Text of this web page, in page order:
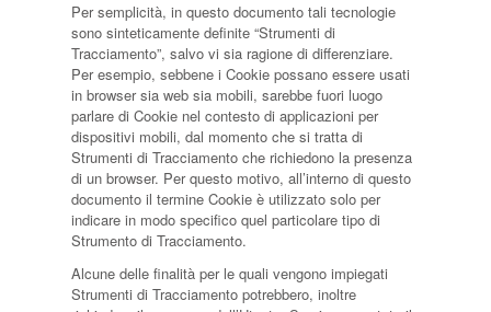
Per semplicità, in questo documento tali tecnologie
sono sinteticamente definite “Strumenti di
Tracciamento”, salvo vi sia ragione di differenziare.
Per esempio, sebbene i Cookie possano essere usati
in browser sia web sia mobili, sarebbe fuori luogo
parlare di Cookie nel contesto di applicazioni per
dispositivi mobili, dal momento che si tratta di
Strumenti di Tracciamento che richiedono la presenza
di un browser. Per questo motivo, all’interno di questo
documento il termine Cookie è utilizzato solo per
indicare in modo specifico quel particolare tipo di
Strumento di Tracciamento.
Alcune delle finalità per le quali vengono impiegati
Strumenti di Tracciamento potrebbero, inoltre